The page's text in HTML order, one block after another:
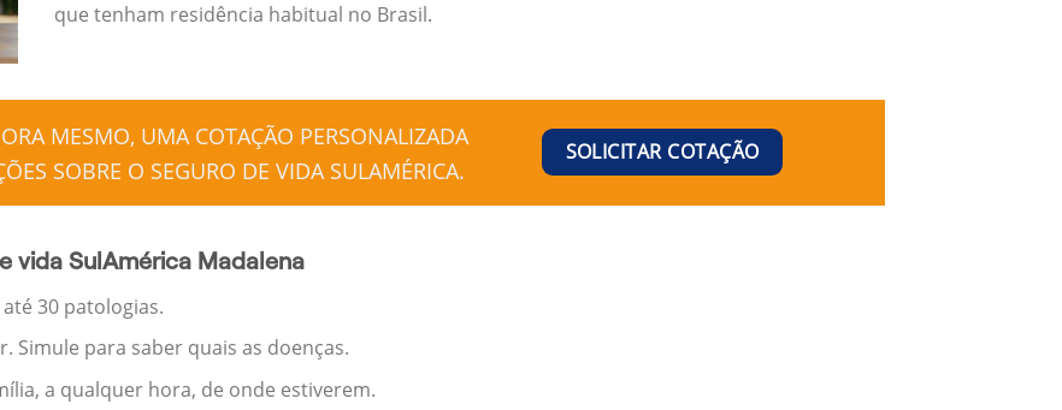
que tenham residência habitual no Brasil.
MESMO, UMA COTAÇÃO PERSONALIZADA
SOBRE O SEGURO DE VIDA SULAMÉRICA.
SOLICITAR COTAÇÃO
vida SulAmérica Madalena
30 patologias.
Simule para saber quais as doenças.
a qualquer hora, de onde estiverem.